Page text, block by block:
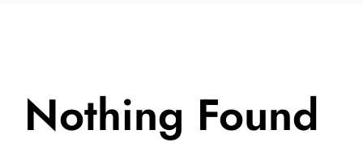
Nothing Found